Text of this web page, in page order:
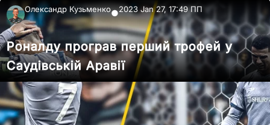
Олександр Кузьменко●2023 Jan 27, 17:49 ПП
Роналду програв перший трофей у
Саудівській Аравії